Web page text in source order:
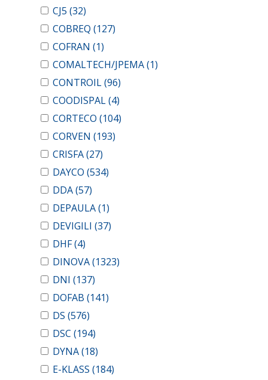
CJ5 (32)
COBREQ (127)
COFRAN (1)
COMALTECH/JPEMA(1)
CONTROIL(96)
COODISPAL(4)
CORTECO (104)
CORVEN (193)
CRISFA(27)
DAYCO (534)
DDA(57)
DEPAULA(1)
DEVIGILI (37)
DHF(4)
DINOVA(1323)
DNI (137)
DOFAB (141)
DS (576)
DSC (194)
DYNA(18)
E-KLASS (184)